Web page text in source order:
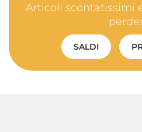
Articoli scontatissimi
SALDI